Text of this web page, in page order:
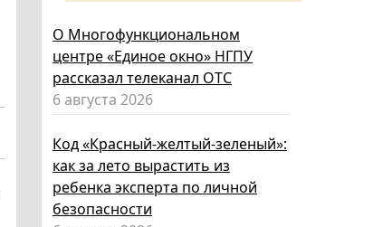
О Многофункциональном
центре «Единое окно» НГПУ
рассказал телеканал ОТС
6 августа 2026
Код «Красный-желтый-зеленый»:
как за лето вырастить из
ребенка эксперта по личной
безопасности